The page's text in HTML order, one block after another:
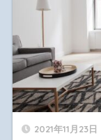
2021年11月23日